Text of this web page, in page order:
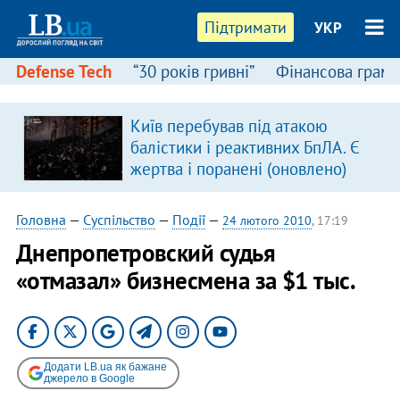
Підтримати УКР
Defense Tech “30 років гривні” Фінансова
Київ перебував під атакою
балістики і реактивних БпЛА. Є
жертва і поранені (оновлено)
Головна — Суспільство — Події— 24 лютого 2010, 17:19
Днепропетровский судья
«отмазал» бизнесмена за $1 тыс.
Додати LB.ua як бажане
джерело в Google